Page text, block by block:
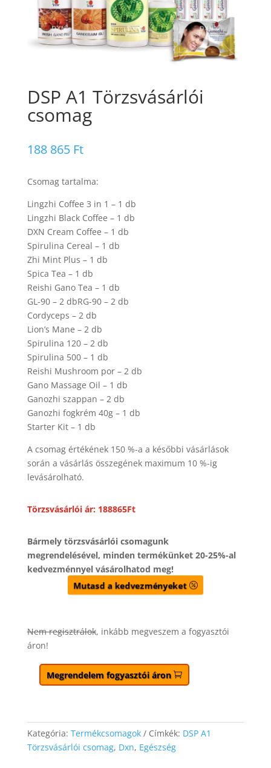
DSP A1 Törzsvásárlói
csomag
188 865 Ft
Csomag tartalma:
Lingzhi Coffee 3 in 1 – 1 db
Lingzhi Black Coffee – 1 db
DXN Cream Coffee – 1 db
Spirulina Cereal – 1 db
Zhi Mint Plus – 1 db
Spica Tea – 1 db
Reishi Gano Tea – 1 db
GL-90 – 2 dbRG-90 – 2 db
Cordyceps – 2 db
Lion’s Mane – 2 db
Spirulina 120 – 2 db
Spirulina 500 – 1 db
Reishi Mushroom por – 2 db
Gano Massage Oil – 1 db
Ganozhi szappan – 2 db
Ganozhi fogkrém 40g – 1 db
Starter Kit – 1 db
A csomag értékének 150 %-a a későbbi vásárlások
során a vásárlás összegének maximum 10 %-ig
levásárolható.
Törzsvásárlói ár: 188865Ft
Bármely törzsvásárlói csomagunk
megrendelésével, minden termékünket 20-25%-al
kedvezménnyel vásárolhatod meg!
Mutasd a kedvezményeket
Nem regisztrálok, inkább megveszem a fogyasztói
áron!
Megrendelem fogyasztói áron
Kategória: Termékcsomagok Címkék: DSP A1
Törzsvásárlói csomag, Dxn, Egészség